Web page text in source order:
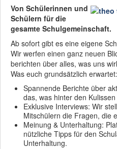
der 5ten
Mit
gefördert!
Die QA
bestätigt -
stark in
Von Schülerinnen und
Schülern für die
gesamte Schulgemeinschaft.
Ab sofort gibt es eine eigene
Wir werfen einen ganz neuen
berichten über alles, was uns
Was euch grundsätzlich
Spannende Berichte über
das, was hinter den
Exklusive Interviews: Wir
Mitschülern die Fragen, die
Meinung & Unterhaltung:
nützliche Tipps für den
Unterhaltung.